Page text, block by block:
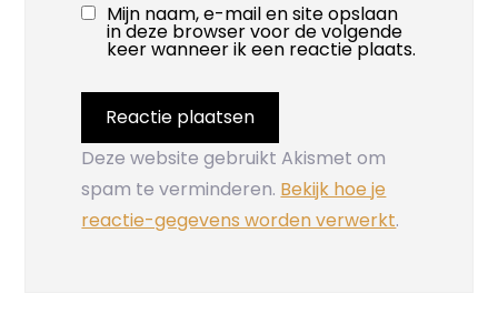
Mijn naam, e-mail en site opslaan
in deze browser voor de volgende
keer wanneer ik een reactie plaats.
Deze website gebruikt Akismet om
spam te verminderen. Bekijk hoe je
reactie-gegevens worden verwerkt.